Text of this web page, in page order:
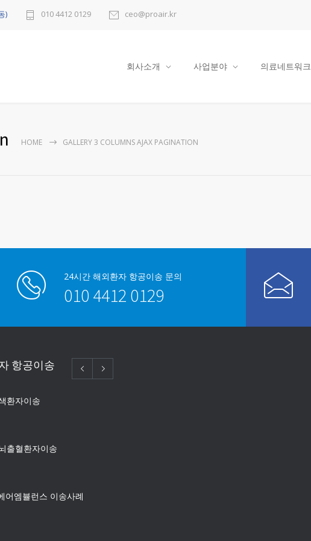
) 010 4412 0129 ceo@proair.kr
회사소개 사업분야 의료네트워크
HOME GALLERY 3 COLUMNS AJAX PAGINATION
24시간 해외환자 항공이송 문의
010 4412 0129
항공이송
환자이송
출혈환자이송
어엠뷸런스 이송사례